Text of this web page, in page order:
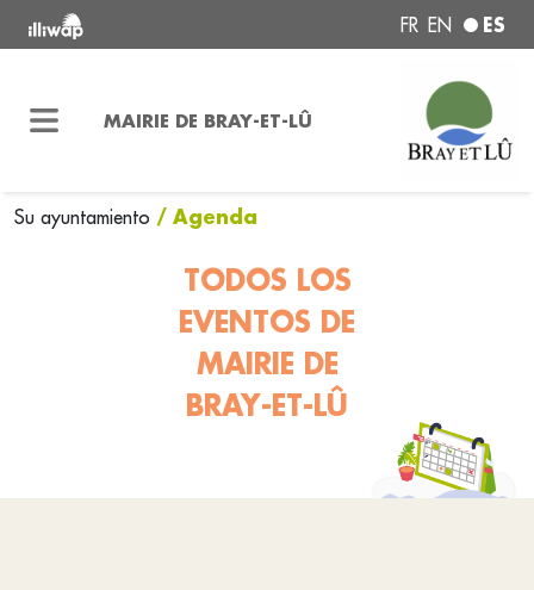
FR EN ES
MAIRIE DE BRAY-ET-LÛ
Su ayuntamiento / Agenda
TODOS LOS
EVENTOS DE
MAIRIE DE
BRAY-ET-LÛ